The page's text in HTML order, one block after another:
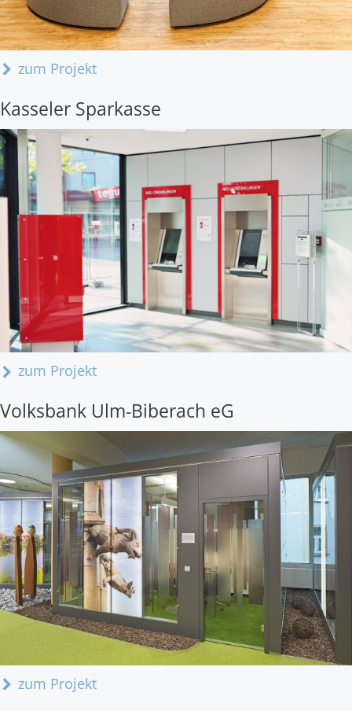
zum Projekt
Kasseler Sparkasse
zum Projekt
Volksbank Ulm-Biberach eG
zum Projekt